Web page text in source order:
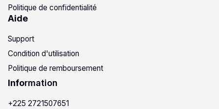
Politique de confidentialité
Aide
Support
Condition d'utilisation
Politique de remboursement
Information
+225 2721507651